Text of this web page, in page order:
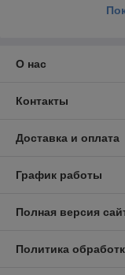
О нас
Контакты
Доставка и оплата
График работы
Полная версия
Политика